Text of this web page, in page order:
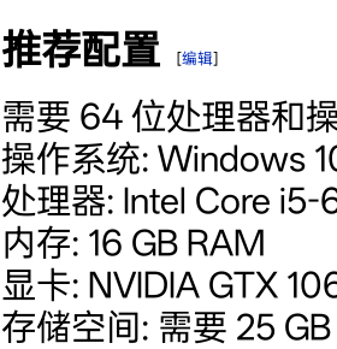
推荐配置 [编辑]
需要 64 位处理器和
操作系统: Windows
处理器: Intel Core
内存: 16 GB RAM
显卡: NVIDIA GTX
存储空间: 需要 25